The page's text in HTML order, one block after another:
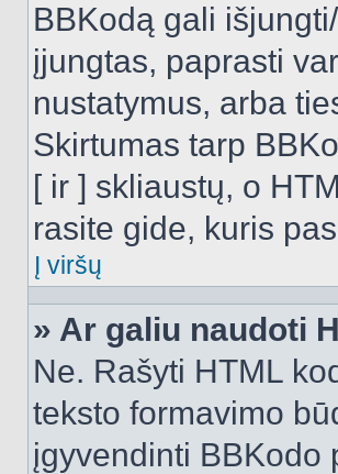
BBKodą gali
įjungtas, paprasti
nustatymus, arba
Skirtumas tarp
[ ir ] skliaustų, o
rasite gide, kuris
Į viršų
» Ar galiu naudoti
Ne. Rašyti HTML
teksto formavimo
įgyvendinti BBKodo